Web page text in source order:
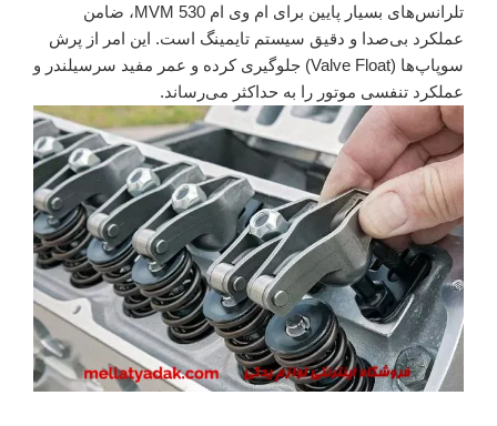
تلرانس‌های بسیار پایین برای ام وی ام 530 MVM، ضامن
عملکرد بی‌صدا و دقیق سیستم تایمینگ است. این امر از پرش
سوپاپ‌ها (Valve Float) جلوگیری کرده و عمر مفید سرسیلندر و
عملکرد تنفسی موتور را به حداکثر می‌رساند.